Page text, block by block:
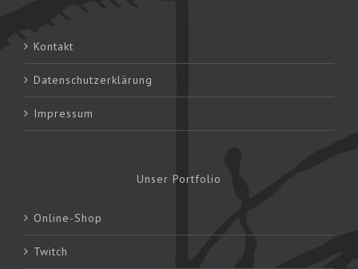
Kontakt
Datenschutzerklärung
Impressum
Unser Portfolio
Online-Shop
Twitch